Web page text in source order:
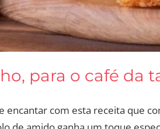
para o café da
encantar com esta receita que